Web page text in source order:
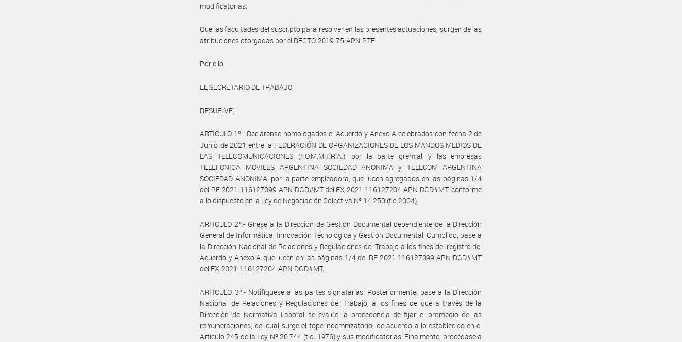
modificatorias.
Que las facultades del suscripto para resolver en las presentes actuaciones, surgen de las
atribuciones otorgadas por el DECTO-2019-75-APN-PTE.
Por ello,
EL SECRETARIO DE TRABAJO
RESUELVE:
ARTICULO 1º.- Declárense homologados el Acuerdo y Anexo A celebrados con fecha 2 de
Junio de 2021 entre la FEDERACIÓN DE ORGANIZACIONES DE LOS MANDOS MEDIOS DE
LAS TELECOMUNICACIONES (F.O.M.M.T.R.A.), por la parte gremial, y las empresas
TELEFONICA MOVILES ARGENTINA SOCIEDAD ANONIMA y TELECOM ARGENTINA
SOCIEDAD ANONIMA, por la parte empleadora, que lucen agregados en las páginas 1/4
del RE-2021-116127099-APN-DGD#MT del EX-2021-116127204-APN-DGD#MT, conforme
a lo dispuesto en la Ley de Negociación Colectiva Nº 14.250 (t.o 2004).
ARTICULO 2º.- Gírese a la Dirección de Gestión Documental dependiente de la Dirección
General de Informática, Innovación Tecnológica y Gestión Documental. Cumplido, pase a
la Dirección Nacional de Relaciones y Regulaciones del Trabajo a los fines del registro del
Acuerdo y Anexo A que lucen en las páginas 1/4 del RE-2021-116127099-APN-DGD#MT
del EX-2021-116127204-APN-DGD#MT.
ARTICULO 3º.- Notifíquese a las partes signatarias. Posteriormente, pase a la Dirección
Nacional de Relaciones y Regulaciones del Trabajo, a los fines de que a través de la
Dirección de Normativa Laboral se evalúe la procedencia de fijar el promedio de las
remuneraciones, del cual surge el tope indemnizatorio, de acuerdo a lo establecido en el
Artículo 245 de la Ley Nº 20.744 (t.o. 1976) y sus modificatorias. Finalmente, procédase a